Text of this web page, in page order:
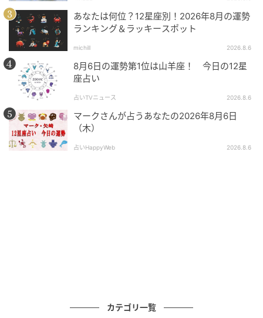
mamagirl
全体運
自宅や自分の部屋で過ごす時間が、今日はとても充実
します。あまり掃除しないところを磨いたり、もう使
わない物を片付けたりと、自分の空間をスッキリと美
しく整えてみて。頭の中も整理されて、するべきこと
が見えてきます。
集中力を発揮できます。「やるしかない」と追い込ま
あなたは何位？12星座別！2026年8月の運勢
ランキング＆ラッキースポット
michill 2026.8.6
8月6日の運勢第1位は山羊座！ 今日の12星
座占い
占いTVニュース 2026.8.6
マークさんが占うあなたの2026年8月6日
（木）
占いHappyWeb 2026.8.6
カテゴリ一覧